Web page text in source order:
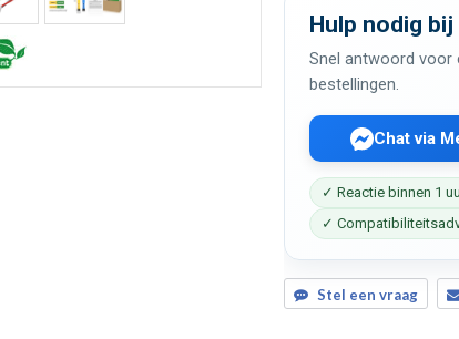
Hulp nodig
Snel antwoord voor
bestellingen.
Chat via
✓ Reactie binnen 1
✓
Stel een vraag